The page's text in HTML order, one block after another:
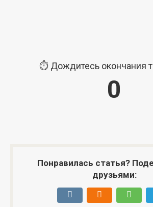
⏱️ Дождитесь окончания
0
Понравилась статья?
друзьями: